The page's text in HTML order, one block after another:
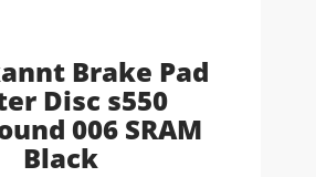
Brake Pad
Disc s550
006 SRAM
Black